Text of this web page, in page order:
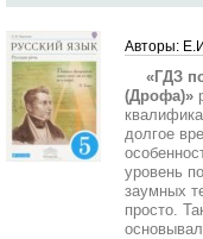
Авторы:
«ГДЗ
(Дрофа)»
долгое
уровень
заумных
просто.